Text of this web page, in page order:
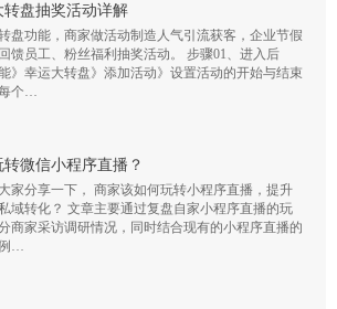
转盘抽奖活动详解
盘功能，商家做活动制造人气引流获客，企业节假
馈员工、粉丝福利抽奖活动。 步骤01、进入后
》幸运大转盘》添加活动》设置活动的开始与结束
个…
转微信小程序直播？
家分享一下， 商家该如何玩转小程序直播，提升
域转化？ 文章主要通过复盘自家小程序直播的玩
商家采访调研情况，同时结合现有的小程序直播的
…